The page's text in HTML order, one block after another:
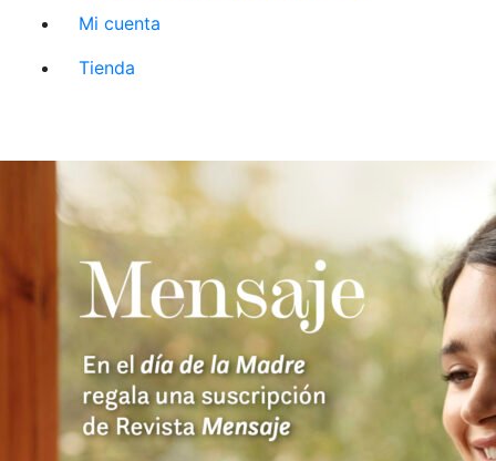
Mi cuenta
Tienda